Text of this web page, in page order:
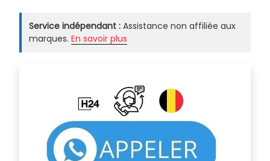
Service indépendant : Assistance non affiliée aux
marques. En savoir plus